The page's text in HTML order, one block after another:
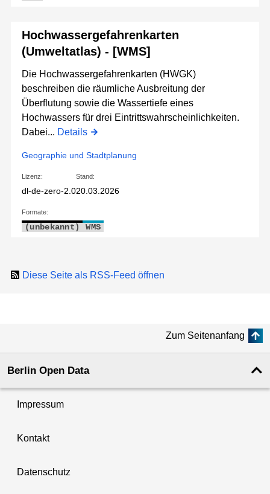
Hochwassergefahrenkarten
(Umweltatlas) - [WMS]
Die Hochwassergefahrenkarten (HWGK)
beschreiben die räumliche Ausbreitung der
Überflutung sowie die Wassertiefe eines
Hochwassers für drei Eintrittswahrscheinlichkeiten.
Dabei... Details
Geographie und Stadtplanung
Lizenz:
dl-de-zero-2.0
Stand:
20.03.2026
Formate:
(unbekannt) WMS
Diese Seite als RSS-Feed öffnen
Zum Seitenanfang
Berlin Open Data
Impressum
Kontakt
Datenschutz